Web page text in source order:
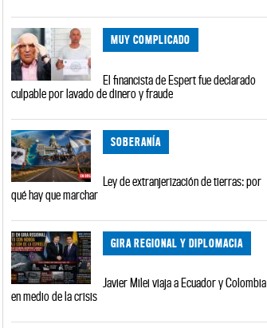
MUY COMPLICADO
El financista de Espert fue declarado
culpable por lavado de dinero y fraude
SOBERANÍA
Ley de extranjerización de tierras: por
qué hay que marchar
GIRA REGIONAL Y DIPLOMACIA
Javier Milei viaja a Ecuador y Colombia
en medio de la crisis